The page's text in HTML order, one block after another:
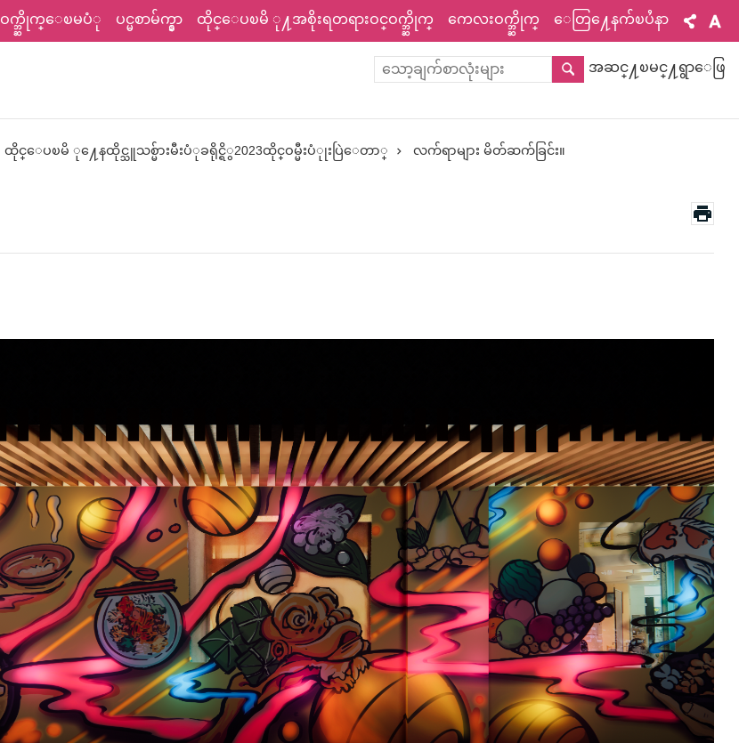
ဝက္ဘ္ဆိုက္ေၿမပံု ပင္မစာမ်က္နွာ ထိုင္ေပၿမိ ု႔အစိုးရတရားဝင္ဝက္ဘ္ဆိုက္ ကေလးဝက္ဘ္ဆိုက္ ေတြ႔ေနက်ၿပႆနာ
အဆင္႔ၿမင္႔ရွာေဖြ
ထိုင္ေပၿမိ ု႔ေနထိုင္သူသစ္မ်ားမီးပံုခရိုင္ရိွ2023ထိုင္ဝမ္မီးပံုုးပြဲေတာ္
လက်ရာများ မိတ်ဆက်ခြင်း။